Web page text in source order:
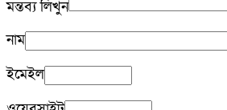
মন্তব্য লিখুন
নাম
ইমেইল